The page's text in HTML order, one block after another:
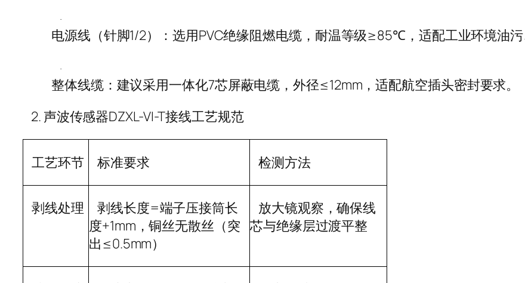
·
电源线（针脚1/2）：选用PVC绝缘阻燃电缆，耐温等级≥85℃ ，适配工业环境油
·
整体线缆：建议采用一体化7芯屏蔽电缆，外径≤12mm ，适配航空插头密封要求。
2. 声波传感器DZXL-VI-T接线工艺规范
工艺环节 标准要求 检测方法
剥线处理 剥线长度=端子压接筒长
度+1mm ，铜丝无散丝（突
出≤0.5mm）
放大镜观察，确保线
芯与绝缘层过渡平整